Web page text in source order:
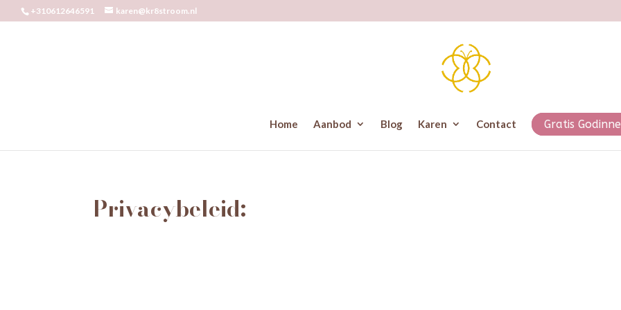
+310612646591 karen@kr8stroom.nl
Home Aanbod Blog Karen Contact Gratis
Privacybeleid: